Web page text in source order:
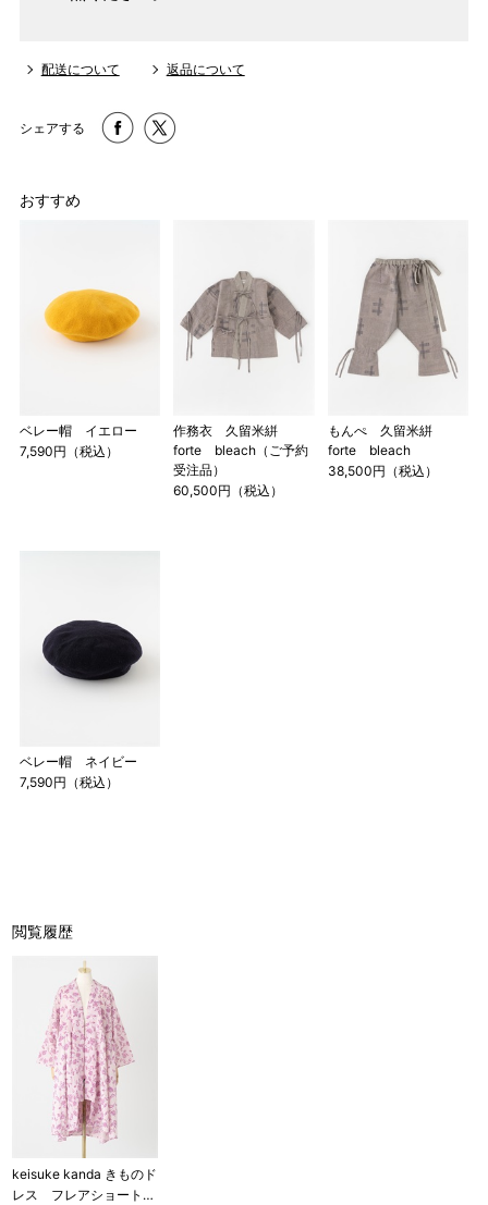
配送について 返品について
シェアする
おすすめ
ベレー帽 イエロー
7,590円（税込）
作務衣 久留米絣
forte bleach（ご予約
受注品）
60,500円（税込）
もんぺ 久留米絣
forte bleach
38,500円（税込）
ベレー帽 ネイビー
7,590円（税込）
閲覧履歴
keisuke kanda きものド
レス フレアショート